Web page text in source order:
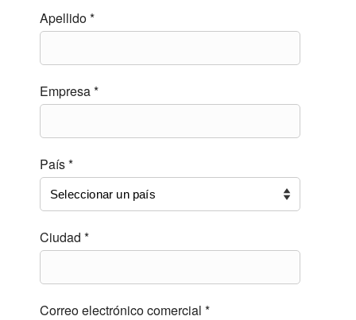
Apellido *
Empresa *
País *
Ciudad *
Correo electrónico comercial *